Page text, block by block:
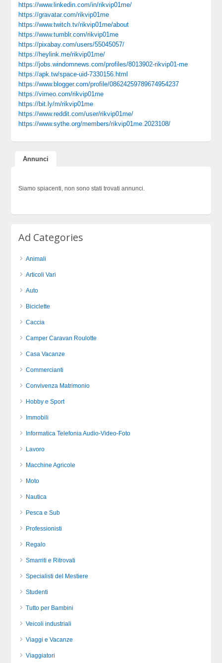
https://www.linkedin.com/in/rikvip01me/
https://gravatar.com/rikvip01me
https://www.twitch.tv/rikvip01me/about
https://www.tumblr.com/rikvip01me
https://pixabay.com/users/55045057/
https://heylink.me/rikvip01me/
https://jobs.windomnews.com/profiles/8013902-rikvip01-me
https://apk.tw/space-uid-7330156.html
https://www.blogger.com/profile/08624259789674954237
https://vimeo.com/rikvip01me
https://bit.ly/m/rikvip01me
https://www.reddit.com/user/rikvip01me/
https://www.sythe.org/members/rikvip01me.2023108/
Annunci
Siamo spiacenti, non sono stati trovati annunci.
Ad Categories
Animali
Articoli Vari
Auto
Biciclette
Caccia
Camper Caravan Roulotte
Casa Vacanze
Commercianti
Convivenza Matrimonio
Hobby e Sport
Immobili
Informatica Telefonia Audio-Video-Foto
Lavoro
Macchine Agricole
Moto
Nautica
Pesca e Sub
Professionisti
Regalo
Smarriti e Ritrovati
Specialisti del Mestiere
Studenti
Tutto per Bambini
Veicoli industriali
Viaggi e Vacanze
Viaggiatori